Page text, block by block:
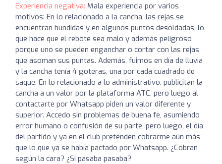
Experiencia negativa: Mala experiencia por varios
motivos: En lo relacionado a la cancha, las rejas se
encuentran hundidas y en algunos puntos desoldadas, lo
que hace que el rebote sea malo y además peligroso
porque uno se pueden enganchar o cortar con las rejas
que asoman sus puntas. Además, fuimos en día de lluvia
y la cancha tenía 4 goteras, una por cada cuadrado de
saque. En lo relacionado a lo administrativo, publicitan la
cancha a un valor por la plataforma ATC, pero luego al
contactarte por Whatsapp piden un valor diferente y
superior. Accedo sin problemas de buena fe, asumiendo
error humano o confusión de su parte, pero luego, el día
del partido y ya en el club pretenden cobrarme aún más
que lo que ya se había pactado por Whatsapp. ¿Cobran
según la cara? ¿Si pasaba pasaba?